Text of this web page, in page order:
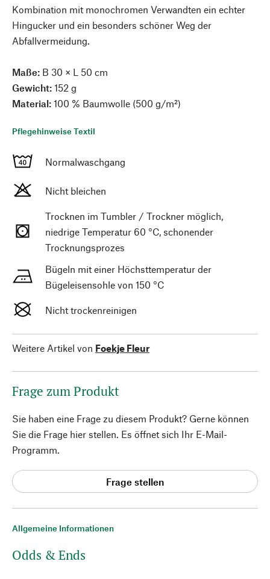
Allgemeine Informationen
Odds & Ends
Kombination mit monochromen Verwandten ein echter
Hingucker und ein besonders schöner Weg der
Abfallvermeidung.
Maße: B 30 × L 50 cm
Gewicht: 152 g
Material: 100 % Baumwolle (500 g/m²)
Pflegehinweise Textil
Normalwaschgang
Nicht bleichen
Trocknen im Tumbler / Trockner möglich,
niedrige Temperatur 60 °C, schonender
Trocknungsprozes
Bügeln mit einer Höchsttemperatur der
Bügeleisensohle von 150 °C
Nicht trockenreinigen
Weitere Artikel von Foekje Fleur
Frage zum Produkt
Sie haben eine Frage zu diesem Produkt? Gerne können
Sie die Frage hier stellen. Es öffnet sich Ihr E-Mail-
Programm.
Frage stellen